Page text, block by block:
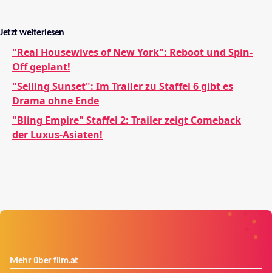
Jetzt weiterlesen
"Real Housewives of New York": Reboot und Spin-
Off geplant!
"Selling Sunset": Im Trailer zu Staffel 6 gibt es
Drama ohne Ende
"Bling Empire" Staffel 2: Trailer zeigt Comeback
der Luxus-Asiaten!
Mehr über film.at